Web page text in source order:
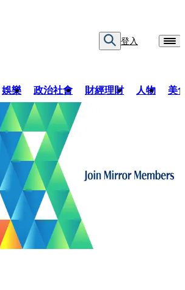
登入
娛樂 政治社會 財經理財 人物 美